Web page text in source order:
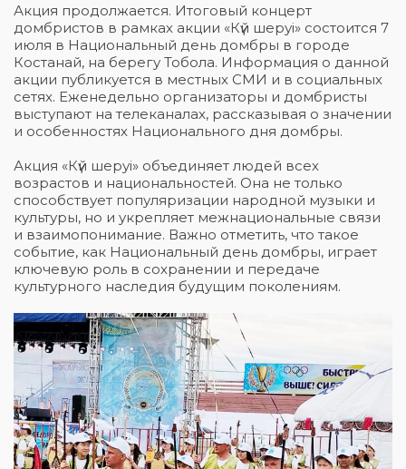
Акция продолжается. Итоговый концерт
домбристов в рамках акции «Күй шеруі» состоится 7
июля в Национальный день домбры в городе
Костанай, на берегу Тобола. Информация о данной
акции публикуется в местных СМИ и в социальных
сетях. Еженедельно организаторы и домбристы
выступают на телеканалах, рассказывая о значении
и особенностях Национального дня домбры.
Акция «Күй шеруі» объединяет людей всех
возрастов и национальностей. Она не только
способствует популяризации народной музыки и
культуры, но и укрепляет межнациональные связи
и взаимопонимание. Важно отметить, что такое
событие, как Национальный день домбры, играет
ключевую роль в сохранении и передаче
культурного наследия будущим поколениям.